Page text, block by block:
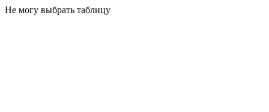
Не могу выбрать таблицу